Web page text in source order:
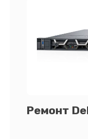
Ремонт